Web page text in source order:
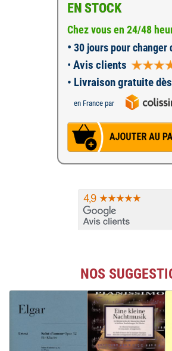
EN STOCK
Chez vous en 24/48
• 30 jours pour changer
• Avis clients
• Livraison gratuite
en France par
NOS